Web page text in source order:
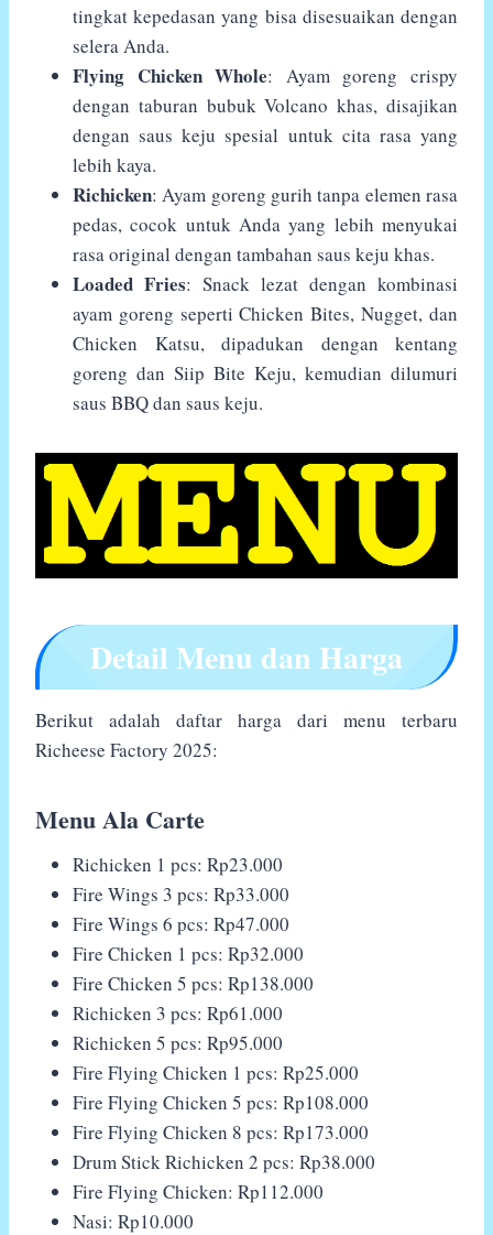
tingkat kepedasan yang bisa disesuaikan dengan
selera Anda.
Flying Chicken Whole: Ayam goreng crispy
dengan taburan bubuk Volcano khas, disajikan
dengan saus keju spesial untuk cita rasa yang
lebih kaya.
Richicken: Ayam goreng gurih tanpa elemen rasa
pedas, cocok untuk Anda yang lebih menyukai
rasa original dengan tambahan saus keju khas.
Loaded Fries: Snack lezat dengan kombinasi
ayam goreng seperti Chicken Bites, Nugget, dan
Chicken Katsu, dipadukan dengan kentang
goreng dan Siip Bite Keju, kemudian dilumuri
saus BBQ dan saus keju.
Detail Menu dan Harga
Berikut adalah daftar harga dari menu terbaru
Richeese Factory 2025:
Menu Ala Carte
Richicken 1 pcs: Rp23.000
Fire Wings 3 pcs: Rp33.000
Fire Wings 6 pcs: Rp47.000
Fire Chicken 1 pcs: Rp32.000
Fire Chicken 5 pcs: Rp138.000
Richicken 3 pcs: Rp61.000
Richicken 5 pcs: Rp95.000
Fire Flying Chicken 1 pcs: Rp25.000
Fire Flying Chicken 5 pcs: Rp108.000
Fire Flying Chicken 8 pcs: Rp173.000
Drum Stick Richicken 2 pcs: Rp38.000
Fire Flying Chicken: Rp112.000
Nasi: Rp10.000